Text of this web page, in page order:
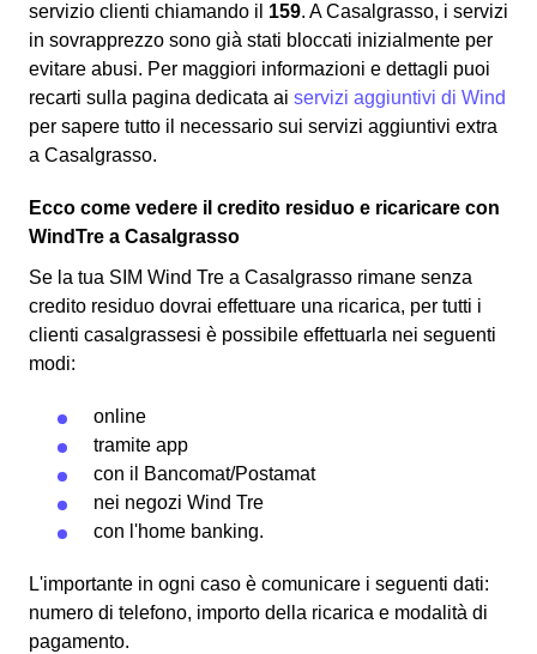
servizio clienti chiamando il 159. A Casalgrasso, i servizi
in sovrapprezzo sono già stati bloccati inizialmente per
evitare abusi. Per maggiori informazioni e dettagli puoi
recarti sulla pagina dedicata ai servizi aggiuntivi di Wind
per sapere tutto il necessario sui servizi aggiuntivi extra
a Casalgrasso.
Ecco come vedere il credito residuo e ricaricare con
WindTre a Casalgrasso
Se la tua SIM Wind Tre a Casalgrasso rimane senza
credito residuo dovrai effettuare una ricarica, per tutti i
clienti casalgrassesi è possibile effettuarla nei seguenti
modi:
online
tramite app
con il
Bancomat/Postamat
nei negozi Wind Tre
con l'home banking.
L'importante in ogni caso è comunicare i seguenti dati:
numero di telefono, importo della ricarica e modalità di
pagamento.